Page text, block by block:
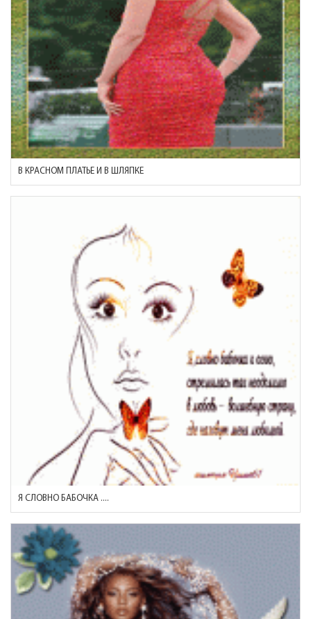
В КРАСНОМ ПЛАТЬЕ И В ШЛЯПКЕ
Я СЛОВНО БАБОЧКА ....